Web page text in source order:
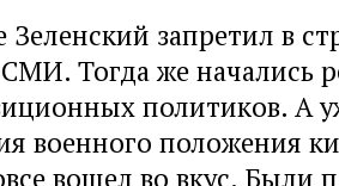
Зеленский запретил в
Тогда же начались
политиков. А
военного положения
вошел во вкус. Были